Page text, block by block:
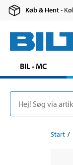
Køb & Hent-
BIL - MC
Start